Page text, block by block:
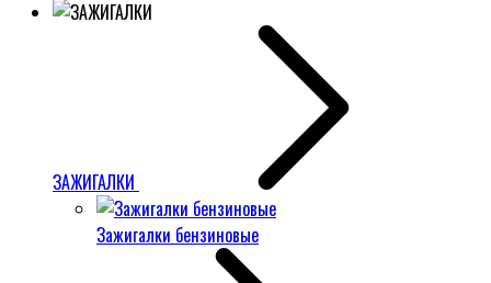
ЗАЖИГАЛКИ
Зажигалки бензиновые